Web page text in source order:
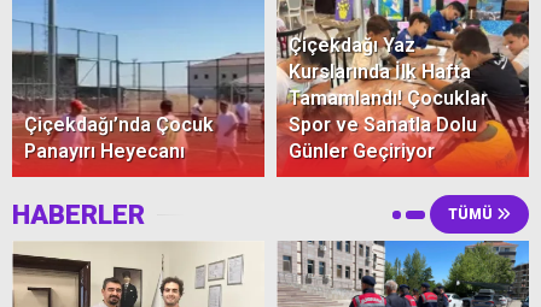
Çiçekdağı’nda Çocuk
Panayırı Heyecanı
Çiçekdağı Yaz
Kurslarında İlk Hafta
Tamamlandı! Çocuklar
Spor ve Sanatla Dolu
Günler Geçiriyor
HABERLER TÜMÜ